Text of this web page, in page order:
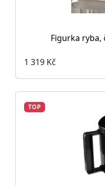
Figurka
1 319 Kč
TOP